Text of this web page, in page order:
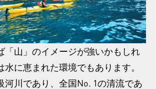
「山」のイメージが強いかもしれ
水に恵まれた環境でもあります。
河川であり、全国No. 1の清流であ